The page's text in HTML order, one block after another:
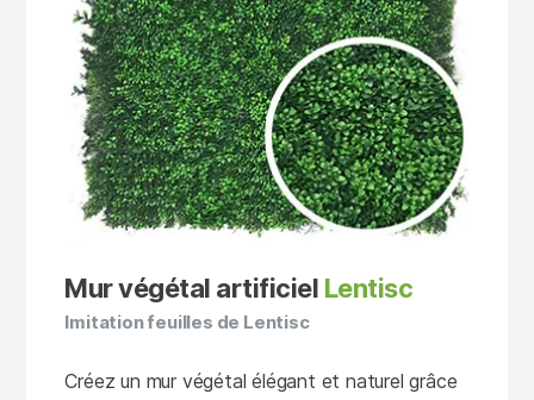
Mur végétal artificiel Lentisc
Imitation feuilles de Lentisc
Créez un mur végétal élégant et naturel grâce